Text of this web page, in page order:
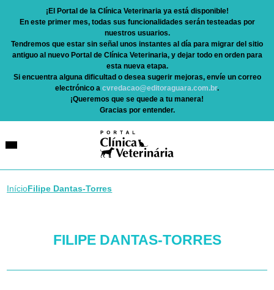
¡El Portal de la Clínica Veterinaria ya está disponible!
En este primer mes, todas sus funcionalidades serán testeadas por
nuestros usuarios.
Tendremos que estar sin señal unos instantes al día para migrar del sitio
antiguo al nuevo Portal de Clínica Veterinaria, y dejar todo en orden para
esta nueva etapa.
Si encuentra alguna dificultad o desea sugerir mejoras, envíe un correo
electrónico a cvredacao@editoraguara.com.br.
¡Queremos que se quede a tu manera!
Gracias por entender.
Início Filipe Dantas-Torres
FILIPE DANTAS-TORRES